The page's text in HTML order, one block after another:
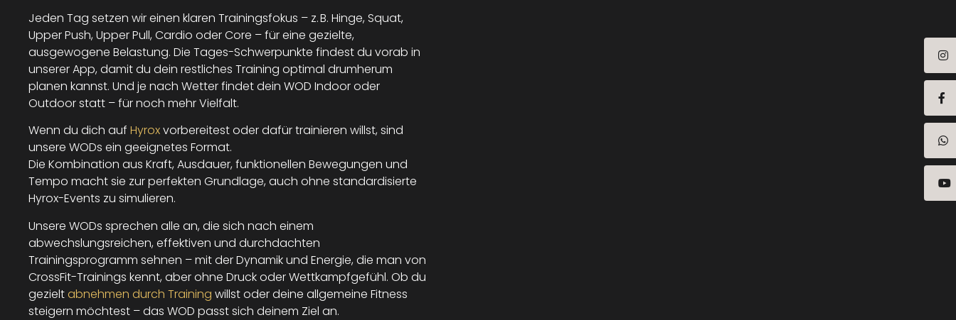
Jeden Tag setzen wir einen klaren Trainingsfokus – z. B. Hinge, Squat,
Upper Push, Upper Pull, Cardio oder Core – für eine gezielte,
ausgewogene Belastung. Die Tages-Schwerpunkte findest du vorab in
unserer App, damit du dein restliches Training optimal drumherum
planen kannst. Und je nach Wetter findet dein WOD Indoor oder
Outdoor statt – für noch mehr Vielfalt.
Wenn du dich auf Hyroxvorbereitest oder dafür trainieren willst, sind
unsere WODs ein geeignetes Format.
Die Kombination aus Kraft, Ausdauer, funktionellen Bewegungen und
Tempo macht sie zur perfekten Grundlage, auch ohne standardisierte
Hyrox-Events zu simulieren.
Unsere WODs sprechen alle an, die sich nach einem
abwechslungsreichen, effektiven und durchdachten
Trainingsprogramm sehnen – mit der Dynamik und Energie, die man von
CrossFit-Trainings kennt, aber ohne Druck oder Wettkampfgefühl. Ob du
gezieltabnehmen durch Training willst oder deine allgemeine Fitness
steigern möchtest – das WOD passt sich deinem Ziel an.